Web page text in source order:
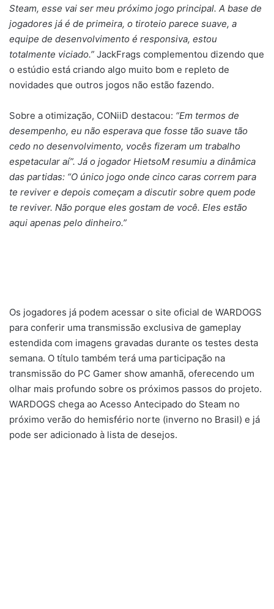
Steam, esse vai ser meu próximo jogo principal. A base de
jogadores já é de primeira, o tiroteio parece suave, a
equipe de desenvolvimento é responsiva, estou
totalmente viciado.” JackFrags complementou dizendo que
o estúdio está criando algo muito bom e repleto de
novidades que outros jogos não estão fazendo.
Sobre a otimização, CONiiD destacou: “Em termos de
desempenho, eu não esperava que fosse tão suave tão
cedo no desenvolvimento, vocês fizeram um trabalho
espetacular aí”. Já o jogador HietsoM resumiu a dinâmica
das partidas: “O único jogo onde cinco caras correm para
te reviver e depois começam a discutir sobre quem pode
te reviver. Não porque eles gostam de você. Eles estão
aqui apenas pelo dinheiro.”
Os jogadores já podem acessar o site oficial de WARDOGS
para conferir uma transmissão exclusiva de gameplay
estendida com imagens gravadas durante os testes desta
semana. O título também terá uma participação na
transmissão do PC Gamer show amanhã, oferecendo um
olhar mais profundo sobre os próximos passos do projeto.
WARDOGS chega ao Acesso Antecipado do Steam no
próximo verão do hemisfério norte (inverno no Brasil) e já
pode ser adicionado à lista de desejos.